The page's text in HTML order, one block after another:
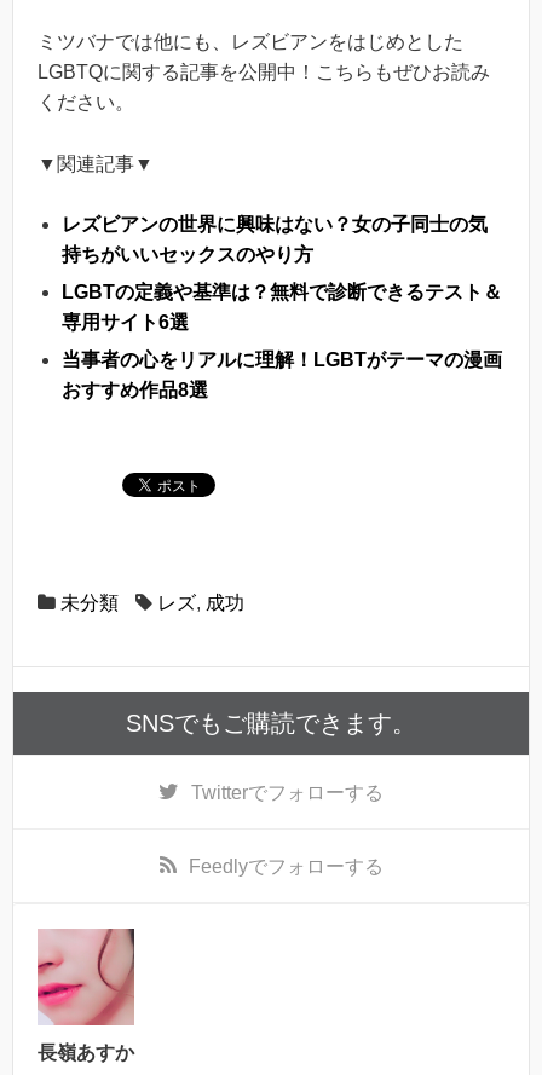
ミツバナでは他にも、レズビアンをはじめとした
LGBTQに関する記事を公開中！こちらもぜひお読み
ください。
▼関連記事▼
レズビアンの世界に興味はない？女の子同士の気
持ちがいいセックスのやり方
LGBTの定義や基準は？無料で診断できるテスト＆
専用サイト6選
当事者の心をリアルに理解！LGBTがテーマの漫画
おすすめ作品8選
未分類 レズ, 成功
SNSでもご購読できます。
Twitterでフォローする
Feedlyでフォローする
長嶺あすか